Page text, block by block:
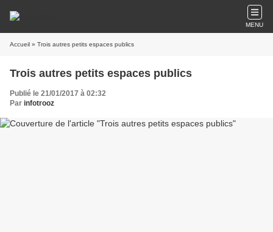
MENU
Accueil » Trois autres petits espaces publics
Trois autres petits espaces publics
Publié le 21/01/2017 à 02:32
Par infotrooz